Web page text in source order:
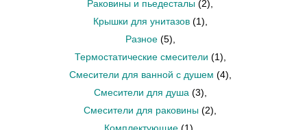
Раковины и пьедесталы (2)
Крышки для унитазов (1)
Разное (5)
Термостатические смесители (1)
Смесители для ванной с душем (4)
Смесители для душа (3)
Смесители для раковины (2)